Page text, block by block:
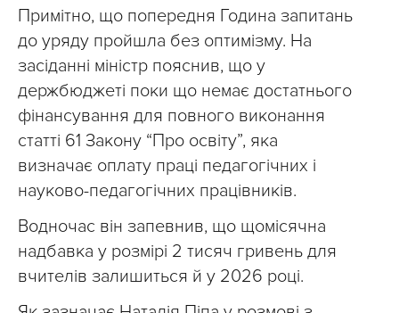
Примітно, що попередня Година запитань
до уряду пройшла без оптимізму. На
засіданні міністр пояснив, що у
держбюджеті поки що немає достатнього
фінансування для повного виконання
статті 61 Закону “Про освіту”, яка
визначає оплату праці педагогічних і
науково-педагогічних працівників.
Водночас він запевнив, що щомісячна
надбавка у розмірі 2 тисяч гривень для
вчителів залишиться й у 2026 році.